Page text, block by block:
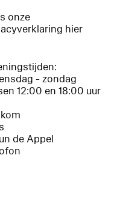
onze
hier
- zondag
12:00 en 18:00 uur
de Appel